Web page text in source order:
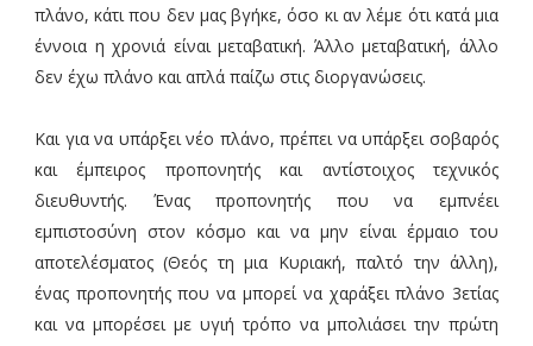
πλάνο, κάτι που δεν μας βγήκε, όσο κι αν λέμε ότι κατά μια
έννοια η χρονιά είναι μεταβατική. Άλλο μεταβατική, άλλο
δεν έχω πλάνο και απλά παίζω στις διοργανώσεις.
Και για να υπάρξει νέο πλάνο, πρέπει να υπάρξει σοβαρός
και έμπειρος προπονητής και αντίστοιχος τεχνικός
διευθυντής. Ένας προπονητής που να εμπνέει
εμπιστοσύνη στον κόσμο και να μην είναι έρμαιο του
αποτελέσματος (Θεός τη μια Κυριακή, παλτό την άλλη),
ένας προπονητής που να μπορεί να χαράξει πλάνο 3ετίας
και να μπορέσει με υγιή τρόπο να μπολιάσει την πρώτη